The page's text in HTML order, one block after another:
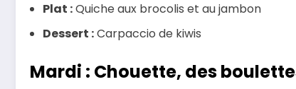
Plat :Quiche aux brocolis et au jambon
Dessert :Carpaccio de kiwis
Mardi : Chouette, des